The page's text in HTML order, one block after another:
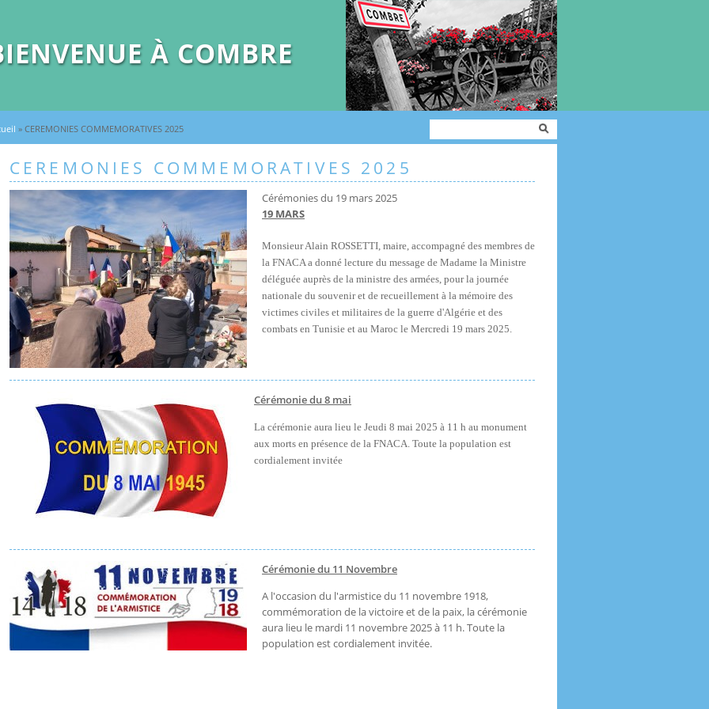
À COMBRE
» CEREMONIES COMMEMORATIVES 2025
recherche
Rechercher
CEREMONIES COMMEMORATIVES 2025
Cérémonies du 19 mars 2025
19 MARS
Monsieur Alain ROSSETTI, maire, accompagné des membres de
la FNACA a donné lecture du message de Madame la Ministre
déléguée auprès de la ministre des armées, pour la journée
nationale du souvenir et de recueillement à la mémoire des
victimes civiles et militaires de la guerre d'Algérie et des
combats en Tunisie et au Maroc le Mercredi 19 mars 2025.
Cérémonie du 8 mai
La cérémonie aura lieu le Jeudi 8 mai 2025 à 11 h au monument
aux morts en présence de la FNACA. Toute la population est
cordialement invitée
Cérémonie du 11 Novembre
A l'occasion du l'armistice du 11 novembre 1918,
commémoration de la victoire et de la paix, la cérémonie
aura lieu le mardi 11 novembre 2025 à 11 h. Toute la
population est cordialement invitée.